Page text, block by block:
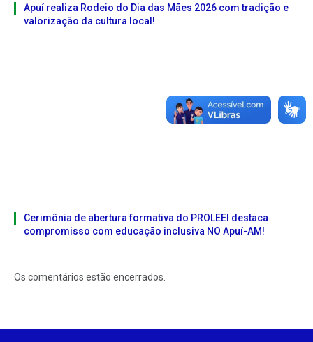
Apuí realiza Rodeio do Dia das Mães 2026 com tradição e
valorização da cultura local!
Cerimônia de abertura formativa do PROLEEI destaca
compromisso com educação inclusiva NO Apuí-AM!
Os comentários estão encerrados.